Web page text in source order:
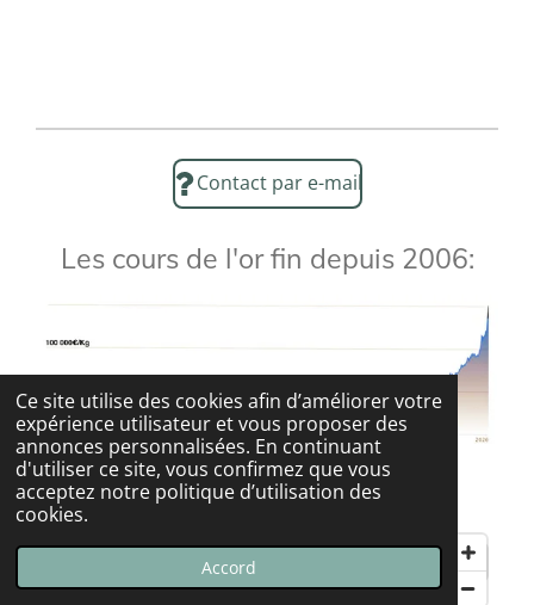
Ce site utilise des cookies afin d’améliorer votre
expérience utilisateur et vous proposer des
annonces personnalisées. En continuant
d'utiliser ce site, vous confirmez que vous
acceptez notre politique d’utilisation des
cookies.
Accord
Contact par e-mail
Les cours de l'or fin depuis 2006:
T
k
T
o
I
s
a
Y
u
u